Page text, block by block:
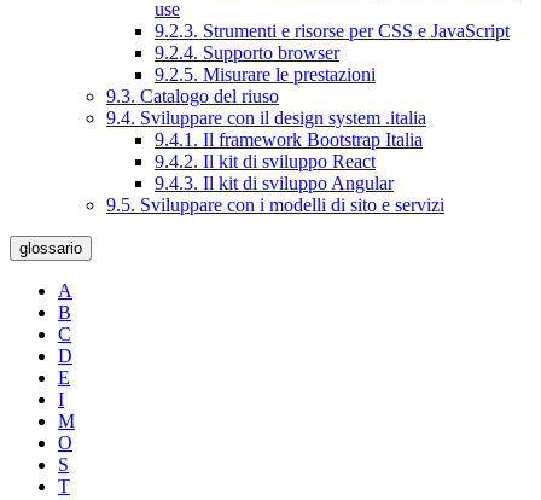
use
9.2.3. Strumenti e risorse per CSS e JavaScript
9.2.4. Supporto browser
9.2.5. Misurare le prestazioni
9.3. Catalogo del riuso
9.4. Sviluppare con il design system .italia
9.4.1. Il framework Bootstrap Italia
9.4.2. Il kit di sviluppo React
9.4.3. Il kit di sviluppo Angular
9.5. Sviluppare con i modelli di sito e servizi
glossario
A
B
C
D
E
I
M
O
S
T